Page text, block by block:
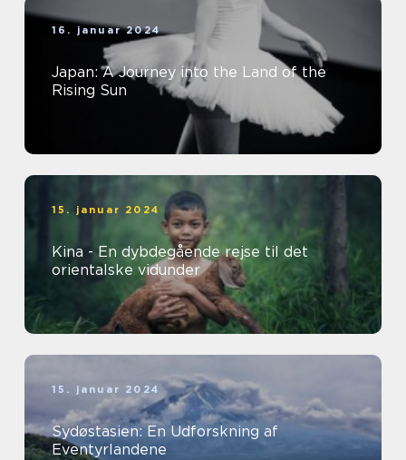
16. januar 2024
Japan: A Journey into the Land of the
Rising Sun
15. januar 2024
Kina - En dybdegående rejse til det
orientalske vidunder
15. januar 2024
Sydøstasien: En Udforskning af
Eventyrlandene